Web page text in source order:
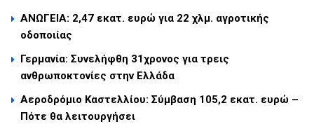
ΑΝΩΓΕΙΑ: 2,47 εκατ. ευρώ για 22 χλμ. αγροτικής
οδοποιίας
Γερμανία: Συνελήφθη 31χρονος για τρεις
ανθρωποκτονίες στην Ελλάδα
Αεροδρόμιο Καστελλίου: Σύμβαση 105,2 εκατ. ευρώ –
Πότε θα λειτουργήσει